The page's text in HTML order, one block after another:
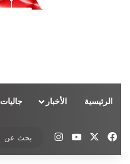
الرئيسية الأخبار جاليات
فيسبوك ‫YouTubeانستقرام